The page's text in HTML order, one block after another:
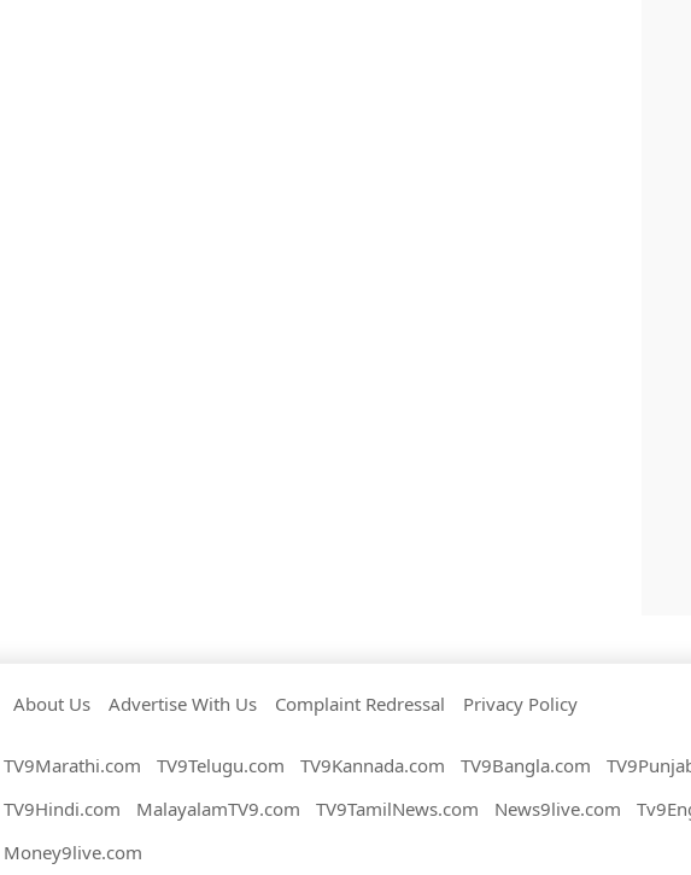
About Us Advertise With Us Complaint Redressal Privacy Policy
TV9Marathi.com TV9Telugu.com TV9Kannada.com TV9Bangla.com
TV9Hindi.com
MalayalamTV9.com TV9TamilNews.com News9live.com
Money9live.com